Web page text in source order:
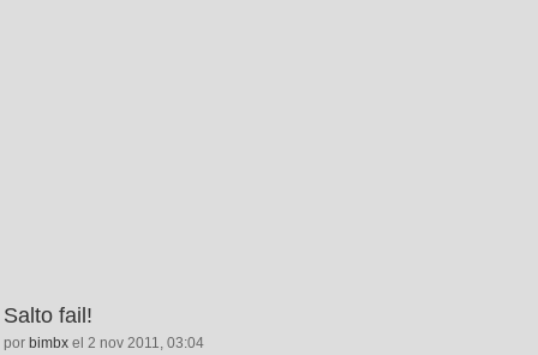
Salto fail!
por bimbx el 2 nov 2011, 03:04